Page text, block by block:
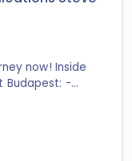
Budapest: -
...